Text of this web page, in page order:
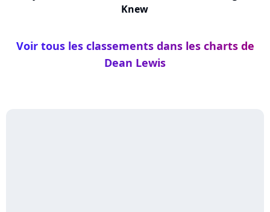
Knew
Voir tous les classements dans les charts de
Dean Lewis